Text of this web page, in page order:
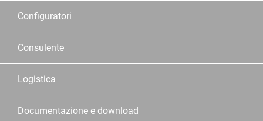
Configuratori
Consulente
Logistica
Documentazione e download